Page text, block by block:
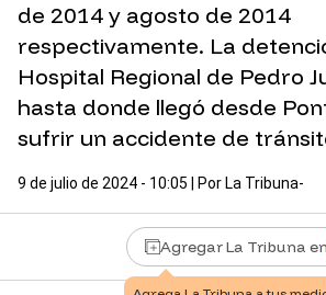
de 2014 y agosto de 2014
respectivamente. La
Hospital Regional de Pedro
hasta donde llegó desde
sufrir un accidente de
9 de julio de 2024 - 10:05 | Por La Tribuna-
Agregar La Tribuna en